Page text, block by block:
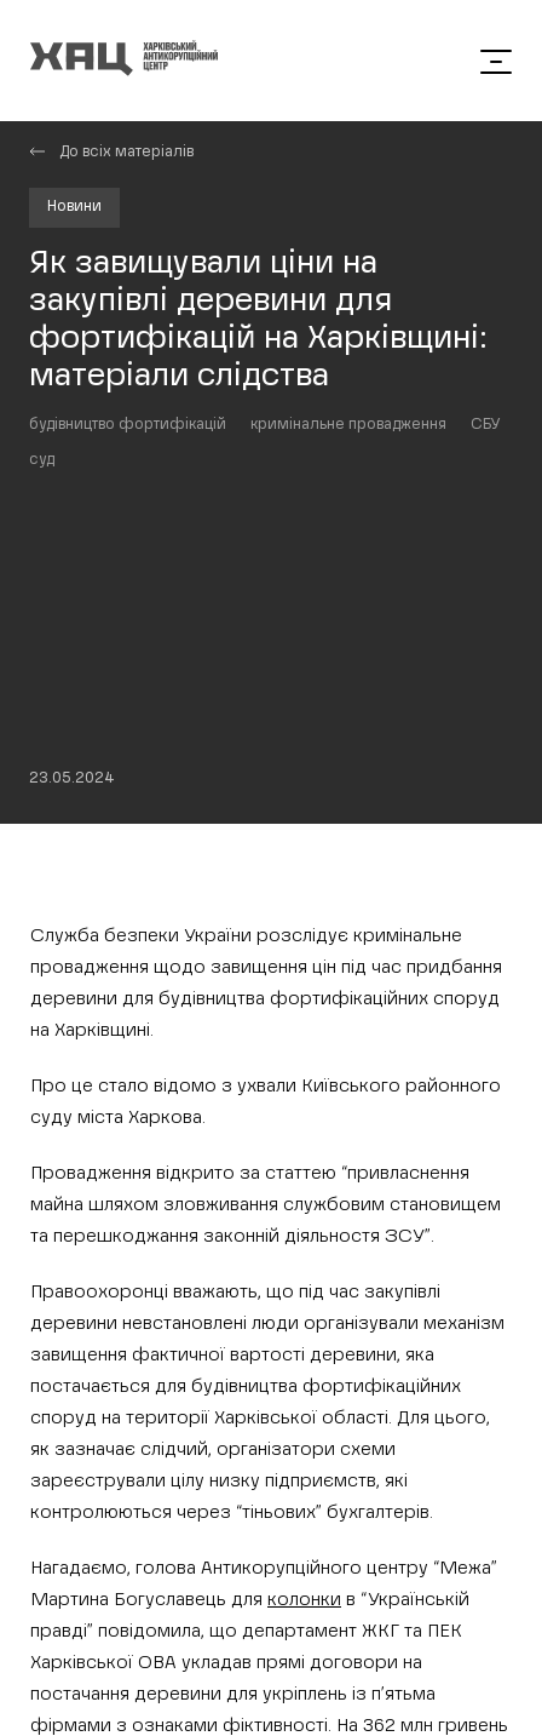
До всіх матеріалів
Новини
Як завищували ціни на
закупівлі деревини для
фортифікацій на Харківщині:
матеріали слідства
будівництво фортифікацій кримінальне провадження СБУ
суд
23.05.2024
Служба безпеки України розслідує кримінальне
провадження щодо завищення цін під час придбання
деревини для будівництва фортифікаційних споруд
на Харківщині.
Про це стало відомо з ухвали Київського районного
суду міста Харкова.
Провадження відкрито за статтею “привласнення
майна шляхом зловживання службовим становищем
та перешкоджання законній діяльностя ЗСУ”.
Правоохоронці вважають, що під час закупівлі
деревини невстановлені люди організували механізм
завищення фактичної вартості деревини, яка
постачається для будівництва фортифікаційних
споруд на території Харківської області. Для цього,
як зазначає слідчий, організатори схеми
зареєстрували цілу низку підприємств, які
контролюються через “тіньових” бухгалтерів.
Нагадаємо, голова Антикорупційного центру “Межа”
Мартина Богуславець для колонки в “Українській
правді” повідомила, що департамент ЖКГ та ПЕК
Харківської ОВА укладав прямі договори на
постачання деревини для укріплень із п’ятьма
фірмами з ознаками фіктивності. На 362 млн гривень